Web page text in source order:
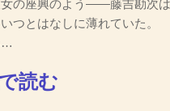
の座興のよう――藤吉勘次
つとはなしに薄れていた。
…
読む